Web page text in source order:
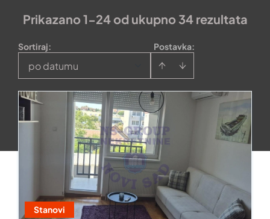
Prikazano 1-24 od ukupno 34 rezultata
Postavka:
Sortiraj:
po datumu
Stanovi